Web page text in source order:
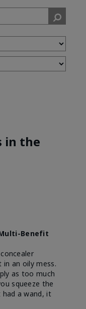
in the
Benefit
an oily mess.
as too much
squeeze the
a wand, it